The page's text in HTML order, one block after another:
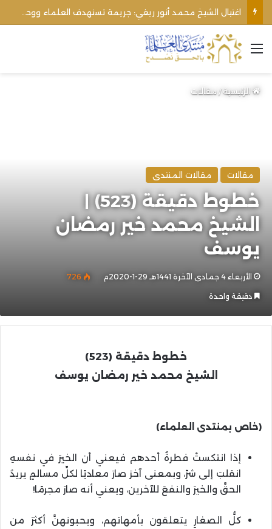
القائمة
الرئيسية/مقالات
مقالات مقالات المنتدى
خطوط دقيقة (523) |
الشيخ محمد خير رمضان
يوسف
الأربعاء 4 جمادى الآخرة 1441هـ 29-1-2020م 726
دقيقة واحدة
خطوط دقيقة (523)
الشيخ محمد خير رمضان يوسف
(خاص بمنتدى العلماء)
إذا انتكستْ فطرةُ أحدهم فيعني أن الخيرَ في نفسهِ
انقلبَ إلى شرّ، وبمعنى آخرَ صارَ معاديًا لكلِّ مسالمٍ يريدُ
الحقَّ والخيرَ والنفعَ للآخرين، ويعني أنه صارَ مجرمًا!
كلُّ الصغارِ يتعلقون بأمهاتهم، ويحبونهنَّ أكثرَ من